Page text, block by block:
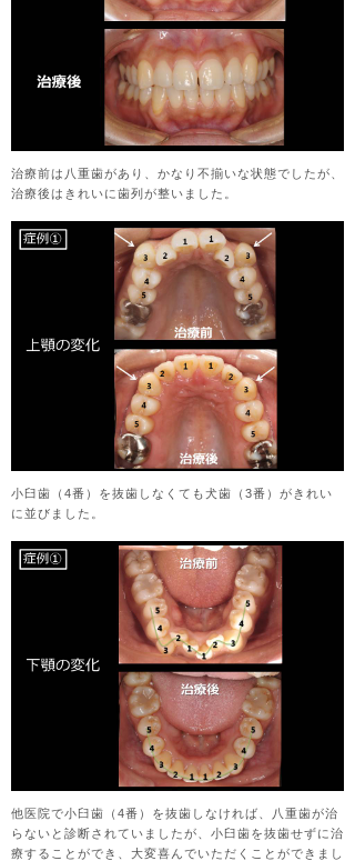
治療前は八重歯があり、かなり不揃いな状態でしたが、
治療後はきれいに歯列が整いました。
小臼歯（4番）を抜歯しなくても犬歯（3番）がきれい
に並びました。
他医院で小臼歯（4番）を抜歯しなければ、八重歯が治
らないと診断されていましたが、小臼歯を抜歯せずに治
療することができ、大変喜んでいただくことができまし